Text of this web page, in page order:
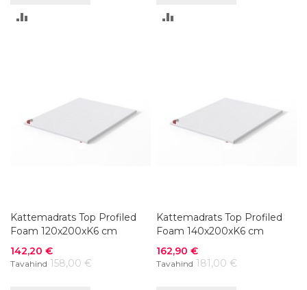
Kattemadrats Top Profiled
Foam 120x200xK6 cm
Soodushind
142,20 €
Tavahind 158,00 €
Kattemadrats Top Profiled
Foam 140x200xK6 cm
Soodushind
162,90 €
Tavahind 181,00 €